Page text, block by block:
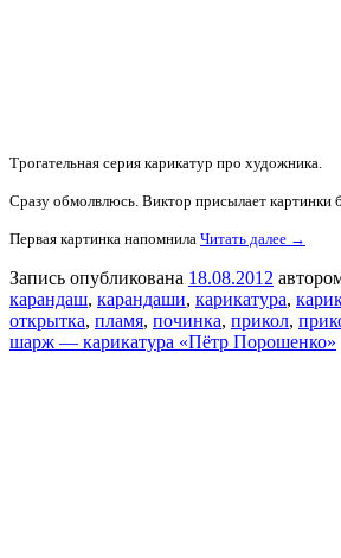
Трогательная серия карикатур про художника.
Сразу обмолвлюсь. Виктор присылает картинки
Первая картинка напомнила Читать далее →
Запись опубликована 18.08.2012
карандаш, карандаши, карикатура,
открытка, пламя, починка, прикол,
шарж — карикатура «Пётр Порошенко»